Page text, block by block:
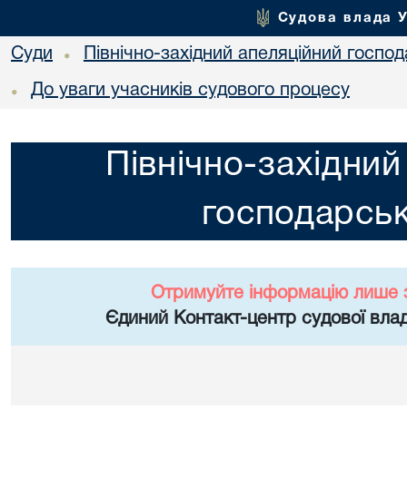
Судова влада
Суди • Північно-західний апеляційний
• До уваги учасників судового процесу
Північно-
Отримуйте інформацію лише
Єдиний Контакт-центр судової